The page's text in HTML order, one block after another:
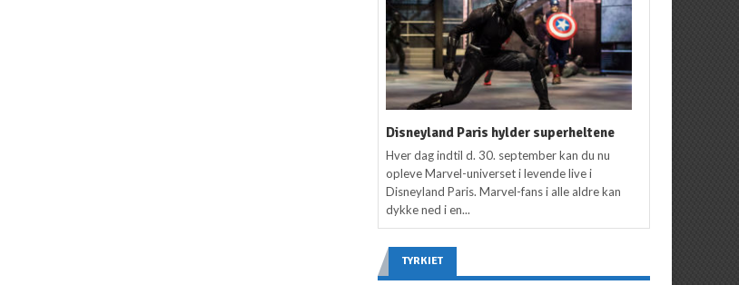
Disneyland Paris hylder superheltene
Hver dag indtil d. 30. september kan du nu
opleve Marvel-universet i levende live i
Disneyland Paris. Marvel-fans i alle aldre kan
dykke ned i en...
TYRKIET